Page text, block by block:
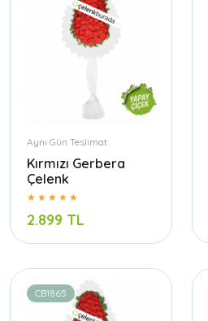
Aynı Gün Teslimat
Kırmızı Gerbera
Çelenk
2.899 TL
CB1865